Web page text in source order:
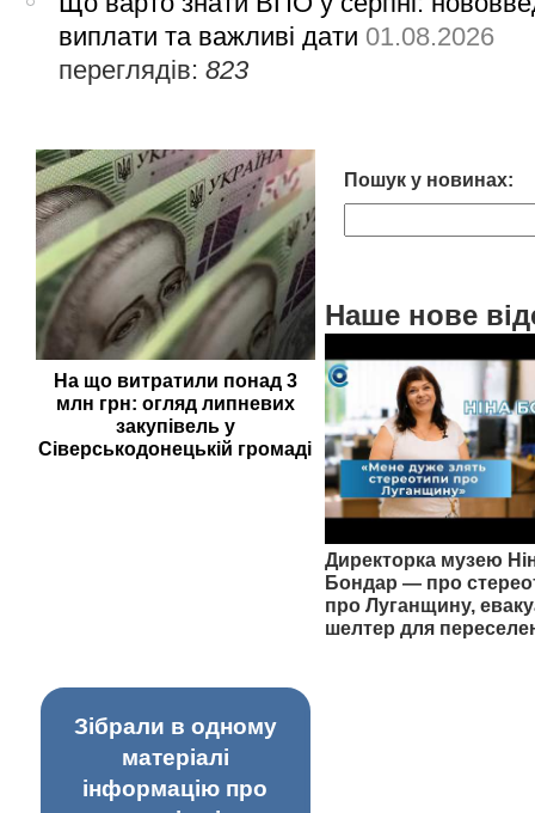
виплати та важливі дати 01.08.2026
переглядів:823
На що витратили понад 3
млн грн: огляд липневих
закупівель у
Сіверськодонецькій громаді
Пошук у новинах:
Наше нове
Директорка музею
Бондар — про
про Луганщину,
шелтер для
Зібрали в одному
матеріалі
інформацію про